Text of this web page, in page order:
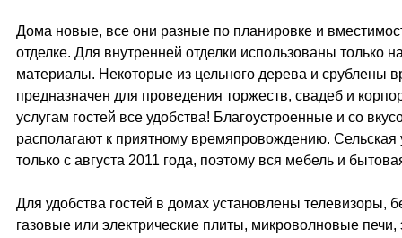
Дома новые, все они разные по планировке и
отделке. Для внутренней отделки использованы только
материалы. Некоторые из цельного дерева и срублены
предназначен для проведения торжеств, свадеб и
услугам гостей все удобства! Благоустроенные и со
располагают к приятному времяпровождению. Сельская
только с августа 2011 года, поэтому вся мебель и
Для удобства гостей в домах установлены телевизоры,
газовые или электрические плиты, микроволновые